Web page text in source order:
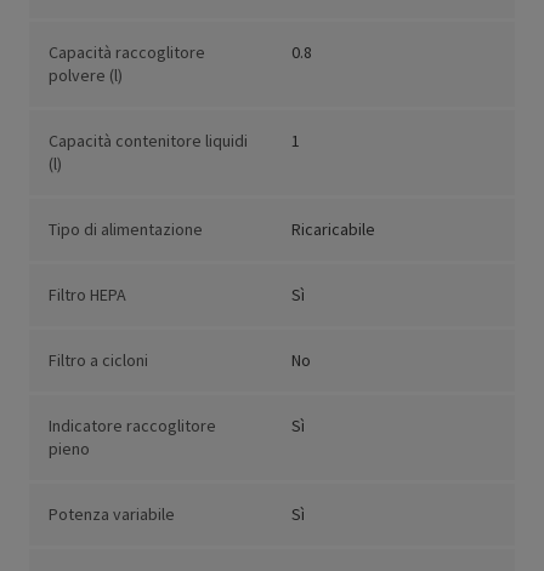
Capacità raccoglitore
polvere (l)
0.8
Capacità contenitore liquidi
(l)
1
Tipo di alimentazione Ricaricabile
Filtro HEPA Sì
Filtro a cicloni No
Indicatore raccoglitore
pieno
Sì
Potenza variabile Sì